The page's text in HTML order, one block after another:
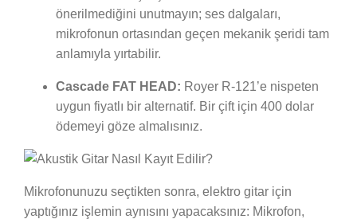
önerilmediğini unutmayın; ses dalgaları,
mikrofonun ortasından geçen mekanik şeridi tam
anlamıyla yırtabilir.
Cascade FAT HEAD: Royer R-121’e nispeten
uygun fiyatlı bir alternatif. Bir çift için 400 dolar
ödemeyi göze almalısınız.
Mikrofonunuzu seçtikten sonra, elektro gitar için
yaptığınız işlemin aynısını yapacaksınız: Mikrofon,